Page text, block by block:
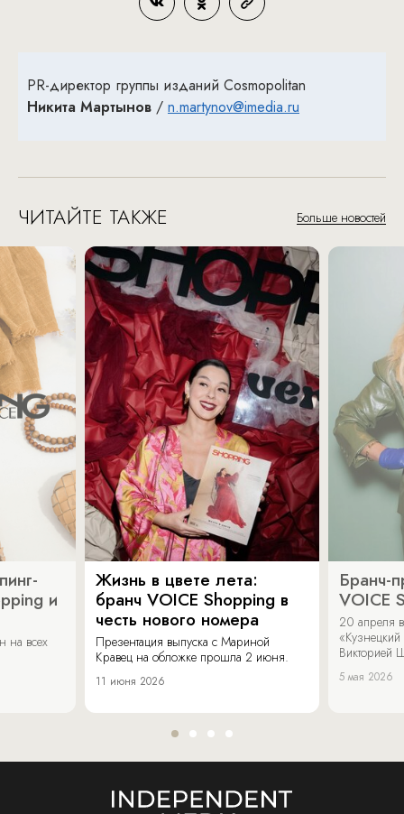
PR-директор группы изданий Cosmopolitan
Никита Мартынов / n.martynov@imedia.ru
ЧИТАЙТЕ ТАКЖЕ Больше новостей
и
на всех
Жизнь в цвете лета:
бранч VOICE Shopping в
честь нового номера
Презентация выпуска с Мариной
Кравец на обложке прошла 2 июня.
11 июня 2026
Бранч-
VOICE
20 апреля
«Кузнецкий
Викторией
5 мая 2026